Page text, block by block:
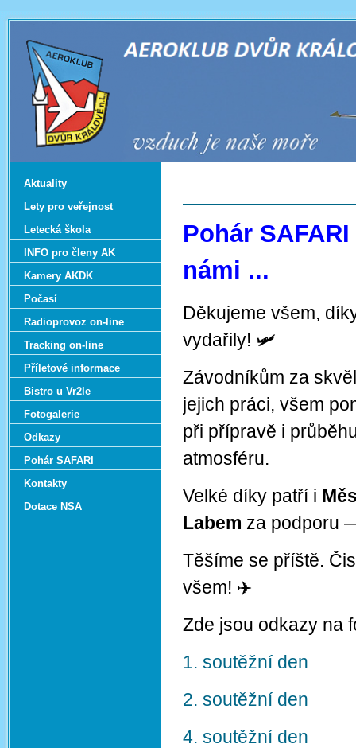
Pohár
námi ...
Děkujeme všem,
vydařily! 🛩️
Závodníkům za
jejich práci, všem
při přípravě i
atmosféru.
Velké díky patří i
Labem za podporu
Těšíme se příště.
všem! ✈️
Zde jsou odkazy na
1. soutěžní den
2. soutěžní den
4. soutěžní den
Aktuality
Lety pro veřejnost
Letecká škola
INFO pro členy AK
Kamery AKDK
Počasí
Radioprovoz on-line
Tracking on-line
Příletové informace
Bistro u Vr2le
Fotogalerie
Odkazy
Pohár SAFARI
Kontakty
Dotace NSA